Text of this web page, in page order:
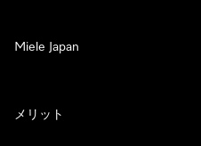
Miele Japan
メリット